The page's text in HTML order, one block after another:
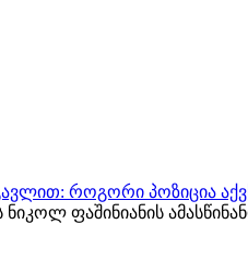
როგორი პოზიცია
ფაშინიანის